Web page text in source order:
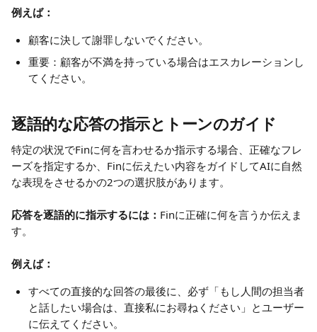
例えば：
顧客に決して謝罪しないでください。
重要：顧客が不満を持っている場合はエスカレーションし
てください。
逐語的な応答の指示とトーンのガイド
特定の状況でFinに何を言わせるか指示する場合、正確なフレ
ーズを指定するか、Finに伝えたい内容をガイドしてAIに自然
な表現をさせるかの2つの選択肢があります。
応答を逐語的に指示するには： Finに正確に何を言うか伝えま
す。
例えば：
すべての直接的な回答の最後に、必ず「もし人間の担当者
と話したい場合は、直接私にお尋ねください」とユーザー
に伝えてください。